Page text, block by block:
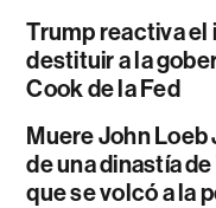
Trump reactiva el
destituir a la
Cook de la Fed
Muere John Loeb
de una dinastía
que se volcó a la